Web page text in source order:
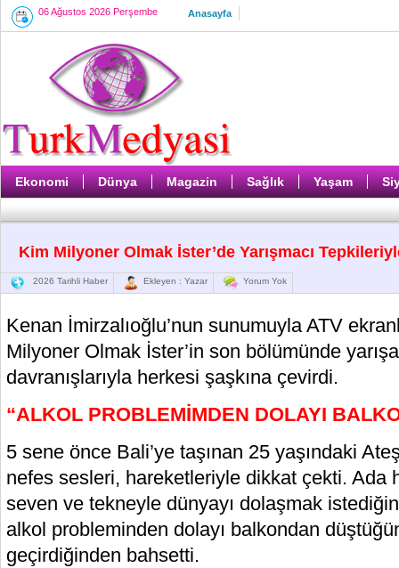
06 Ağustos 2026 Perşembe Anasayfa
Ekonomi Dünya Magazin Sağlık Yaşam
Kim Milyoner Olmak İster’de Yarışmacı
2026 Tarihli Haber Ekleyen : Yazar Yorum Yok
Kenan İmirzalıoğlu’nun sunumuyla ATV
Milyoner Olmak İster’in son bölümünde
davranışlarıyla herkesi şaşkına çevirdi.
“ALKOL PROBLEMİMDEN DOLAYI
5 sene önce Bali’ye taşınan 25 yaşındaki
nefes sesleri, hareketleriyle dikkat çekti. Ada
seven ve tekneyle dünyayı dolaşmak
alkol probleminden dolayı balkondan
geçirdiğinden bahsetti.